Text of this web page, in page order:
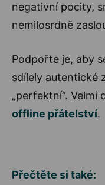
negativní pocity,
nemilosrdně
Podpořte je, aby
sdílely autentické
„perfektní“. Velmi
offline přátelství.
Přečtěte si také: